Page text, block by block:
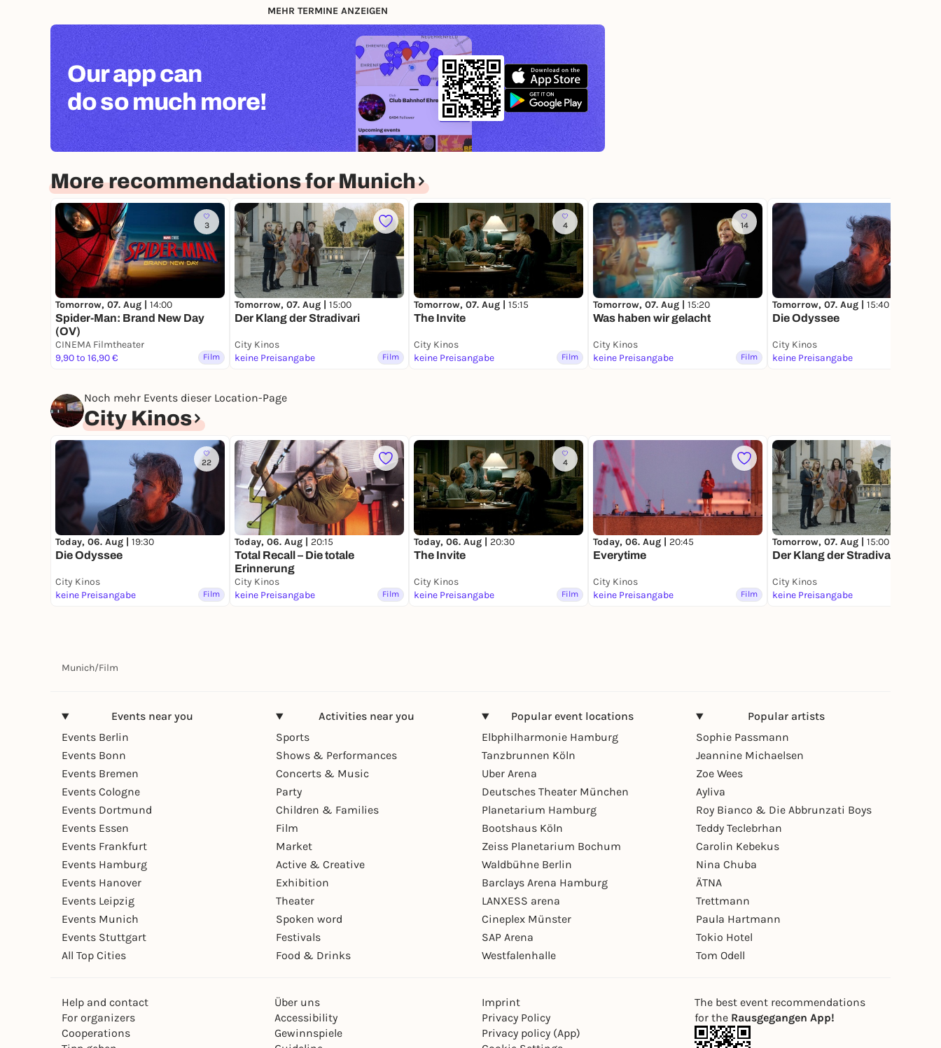
MEHR TERMINE ANZEIGEN
Our app can
do so much more!
More recommendations for Munich
3
Tomorrow, 07. Aug | 14:00
Spider-Man: Brand New Day
(OV)
CINEMA Filmtheater
9,90 to 16,90 €
Film
Tomorrow, 07. Aug | 15:00
Der Klang der Stradivari
City Kinos
keine Preisangabe
Film
4
Tomorrow, 07. Aug | 15:15
The Invite
City Kinos
keine Preisangabe
Film
14
Tomorrow, 07. Aug | 15:20
Was haben wir gelacht
City Kinos
keine Preisangabe
Film
Tomorrow, 07. Aug | 15:40
Die Odyssee
City Kinos
keine Preisangabe
Noch mehr Events dieser Location-Page
City Kinos
22
Today, 06. Aug | 19:30
Die Odyssee
City Kinos
keine Preisangabe
Film
Today, 06. Aug | 20:15
Total Recall – Die totale
Erinnerung
City Kinos
keine Preisangabe
Film
4
Today, 06. Aug | 20:30
The Invite
City Kinos
keine Preisangabe
Film
Today, 06. Aug | 20:45
Everytime
City Kinos
keine Preisangabe
Film
Tomorrow, 07. Aug | 15:00
Der Klang der Stradivari
City Kinos
keine Preisangabe
Munich/Film
Events near you
Events Berlin
Events Bonn
Events Bremen
Events Cologne
Events Dortmund
Events Essen
Events Frankfurt
Events Hamburg
Events Hanover
Events Leipzig
Events Munich
Events Stuttgart
All Top Cities
Activities near you
Sports
Shows & Performances
Concerts & Music
Party
Children & Families
Film
Market
Active & Creative
Exhibition
Theater
Spoken word
Festivals
Food & Drinks
Popular event locations
Elbphilharmonie Hamburg
Tanzbrunnen Köln
Uber Arena
Deutsches Theater München
Planetarium Hamburg
Bootshaus Köln
Zeiss Planetarium Bochum
Waldbühne Berlin
Barclays Arena Hamburg
LANXESS arena
Cineplex Münster
SAP Arena
Westfalenhalle
Popular artists
Sophie Passmann
Jeannine Michaelsen
Zoe Wees
Ayliva
Roy Bianco & Die Abbrunzati Boys
Teddy Teclebrhan
Carolin Kebekus
Nina Chuba
ÄTNA
Trettmann
Paula Hartmann
Tokio Hotel
Tom Odell
Help and contact
For organizers
Cooperations
Über uns
Accessibility
Gewinnspiele
Imprint
Privacy Policy
Privacy policy (App)
The best event recommendations
for the Rausgegangen App!